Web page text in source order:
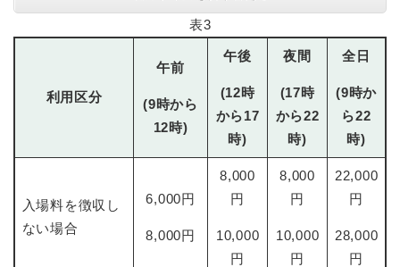
表3
利用区分
午前
(9時から
12時)
午後
(12時
から17
時)
夜間
(17時
から22
時)
全日
(9時か
ら22
時)
入場料を徴収し
ない場合
6,000円
8,000円
8,000
円
10,000
円
8,000
円
10,000
円
22,000
円
28,000
円